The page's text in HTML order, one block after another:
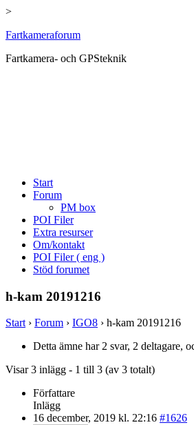
>
Hoppa
innehåll
Fartkameraforum
Fartkamera- och GPSteknik
Start
Forum
PM box
POI Filer
Extra resurser
Om/kontakt
POI Filer ( eng )
Stöd forumet
h-kam 20191216
Start › Forum › IGO8 › h-kam 20191216
Detta ämne har 2 svar, 2 deltagare,
Visar 3 inlägg - 1 till 3 (av 3 totalt)
Författare
Inlägg
16 december, 2019 kl. 22:16 #1626